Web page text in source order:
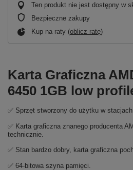
Ten produkt nie jest dostępny w
Bezpieczne zakupy
Kup na raty (oblicz ratę)
Karta Graficzna
6450 1GB low
✅ Sprzęt stworzony do użytku w
✅ Karta graficzna znanego producenta
technicznie.
✅ Stan bardzo dobry, karta graficzna
✅ 64-bitowa szyna pamięci.